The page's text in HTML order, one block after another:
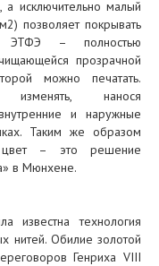
а исключительно малый
позволяет покрывать
ЭТФЭ – полностью
прозрачной
можно печатать.
нанося
и наружные
Таким же образом
цвет – это решение
в Мюнхене.
известна технология
нитей. Обилие золотой
Генриха VIII